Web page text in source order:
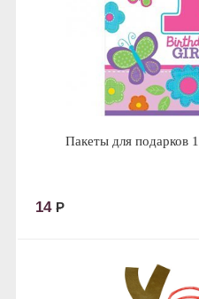
Пакеты для подарков
14 Р